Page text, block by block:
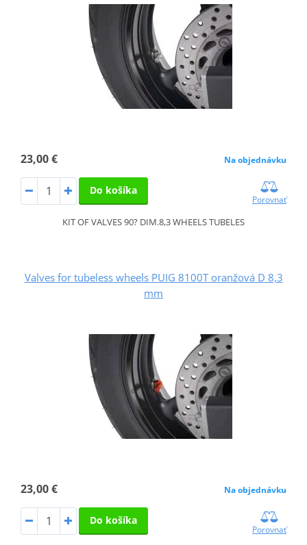
23,00 € Na objednávku
Do košíka
Porovnať
KIT OF VALVES 90? DIM.8,3 WHEELS TUBELES
Valves for tubeless wheels PUIG 8100T oranžová D 8,3
mm
23,00 € Na objednávku
Do košíka
Porovnať